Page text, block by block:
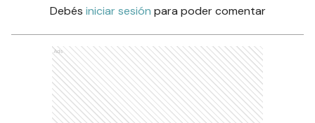
Debés iniciar sesión para poder comentar
Ads